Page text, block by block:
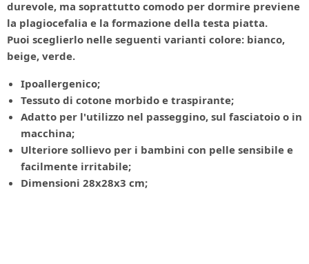
durevole, ma soprattutto comodo per dormire previene
la plagiocefalia e la formazione della testa piatta.
Puoi sceglierlo nelle seguenti varianti colore: bianco,
beige, verde.
Ipoallergenico;
Tessuto di cotone morbido e traspirante;
Adatto per l'utilizzo nel passeggino, sul fasciatoio o in
macchina;
Ulteriore sollievo per i bambini con pelle sensibile e
facilmente irritabile;
Dimensioni 28x28x3 cm;